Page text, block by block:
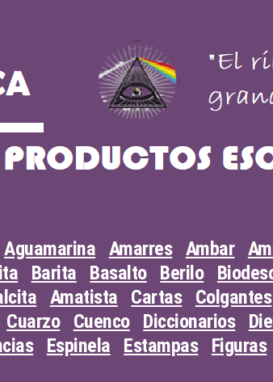
Aguamarina Amarres Ambar
Barita Basalto Berilo
Amatista Cartas Colgantes
Cuarzo Cuenco Diccionarios
Espinela Estampas Figuras